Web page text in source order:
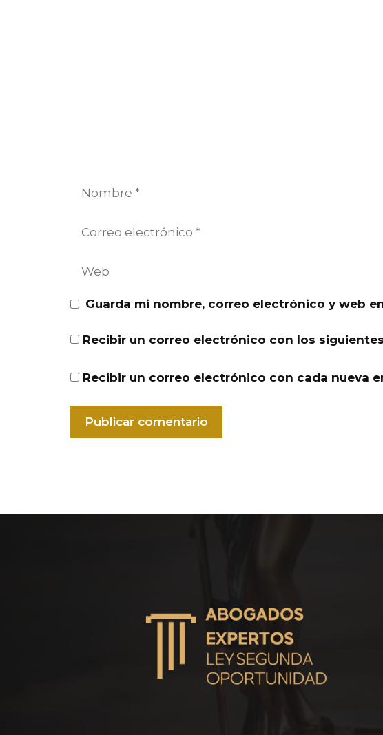
Nombre
Guarda mi nombre, correo electrónico y web
Recibir un correo electrónico con los
Recibir un correo electrónico con cada nueva